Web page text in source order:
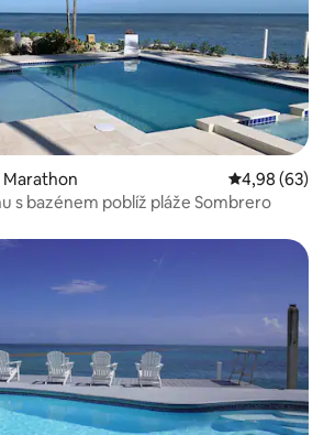
Průměrné
4,98 (63)
s bazénem poblíž pláže Sombrero